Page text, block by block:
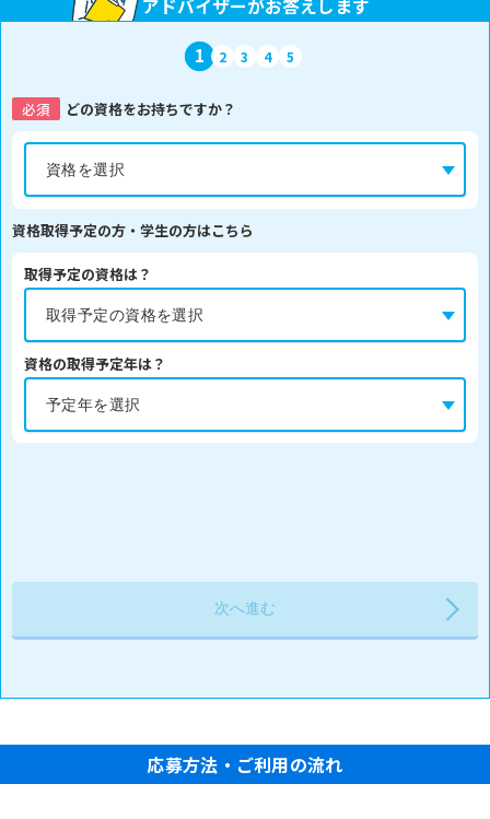
アドバイザーがお答えします
1 2 3 4 5
必須 どの資格をお持ちですか？
資格取得予定の方・学生の方はこちら
取得予定の資格は？
資格の取得予定年は？
応募方法・ご利用の流れ